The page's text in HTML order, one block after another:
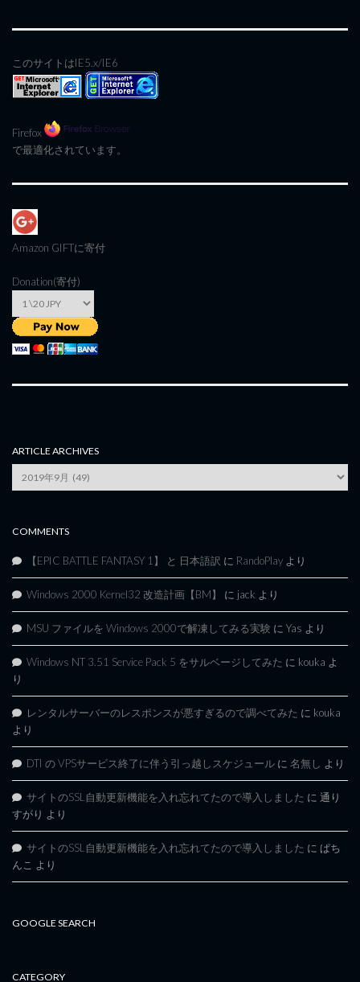
このサイトはIE5.x/IE6
Firefox
で最適化されています。
Amazon GIFTに寄付
Donation(寄付)
ARTICLE ARCHIVES
Archives
COMMENTS
【EPIC BATTLE FANTASY 1】 と 日本語訳 に RandoPlay より
Windows 2000 Kernel32 改造計画【BM】 に jack より
MSU ファイルを Windows 2000で解凍してみる実験 に Yas より
Windows NT 3.51 Service Pack 5 をサルベージしてみた に kouka よ
り
レンタルサーバーのレスポンスが悪すぎるので調べてみた に kouka
より
DTI の VPSサービス終了に伴う引っ越しスケジュール に 名無し より
サイトのSSL自動更新機能を入れ忘れてたので導入しました に 通り
すがり より
サイトのSSL自動更新機能を入れ忘れてたので導入しました に ぱち
んこ より
GOOGLE SEARCH
CATEGORY